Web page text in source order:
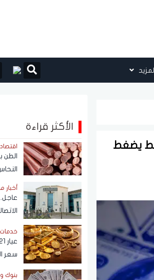
يضغط
الأكثر قراءة
النحاس
أخبار
خدمات
بنوك